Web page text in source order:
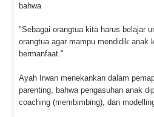
bahwa
"Sebagai orangtua kita harus belajar
orangtua agar mampu mendidik anak
bermanfaat."
Ayah Irwan menekankan dalam
parenting, bahwa pengasuhan anak
coaching (membimbing), dan